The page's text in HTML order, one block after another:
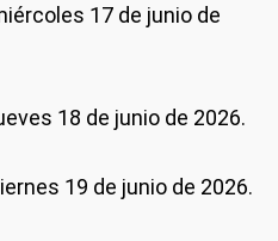
17 de junio de
18 de junio de 2026.
19 de junio de 2026.